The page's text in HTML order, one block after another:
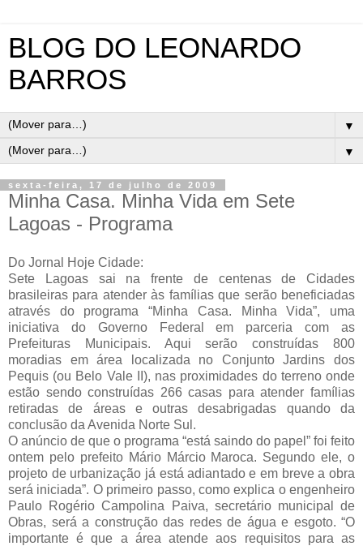
BLOG DO LEONARDO
BARROS
▼
▼
sexta-feira, 17 de julho de 2009
Minha Casa. Minha Vida em Sete
Lagoas - Programa
Do Jornal Hoje Cidade:
Sete Lagoas sai na frente de centenas de Cidades
brasileiras para atender às famílias que serão beneficiadas
através do programa “Minha Casa. Minha Vida”, uma
iniciativa do Governo Federal em parceria com as
Prefeituras Municipais. Aqui serão construídas 800
moradias em área localizada no Conjunto Jardins dos
Pequis (ou Belo Vale II), nas proximidades do terreno onde
estão sendo construídas 266 casas para atender famílias
retiradas de áreas e outras desabrigadas quando da
conclusão da Avenida Norte Sul.
O anúncio de que o programa “está saindo do papel” foi feito
ontem pelo prefeito Mário Márcio Maroca. Segundo ele, o
projeto de urbanização já está adiantado e em breve a obra
será iniciada”. O primeiro passo, como explica o engenheiro
Paulo Rogério Campolina Paiva, secretário municipal de
Obras, será a construção das redes de água e esgoto. “O
importante é que a área atende aos requisitos para as